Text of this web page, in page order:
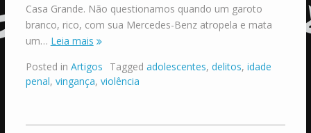
Casa Grande. Não questionamos quando um garoto
branco, rico, com sua Mercedes-Benz atropela e mata
um… Leia mais
Posted in Artigos Tagged adolescentes, delitos, idade
penal, vingança, violência